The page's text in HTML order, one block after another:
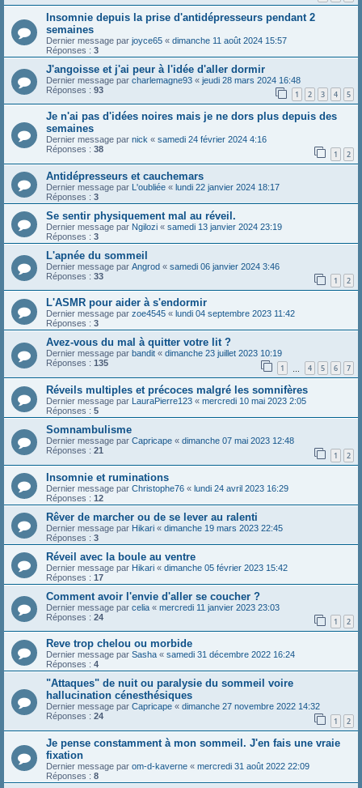
Insomnie depuis la prise d'antidépresseurs pendant 2
semaines
Dernier message par joyce65 « dimanche 11 août 2024 15:57
Réponses : 3
J'angoisse et j'ai peur à l'idée d'aller dormir
Dernier message par charlemagne93 « jeudi 28 mars 2024 16:48
Réponses : 93 1 2 3 4 5
Je n'ai pas d'idées noires mais je ne dors plus depuis des
semaines
Dernier message par nick « samedi 24 février 2024 4:16
Réponses : 38 1 2
Antidépresseurs et cauchemars
Dernier message par L'oubliée « lundi 22 janvier 2024 18:17
Réponses : 3
Se sentir physiquement mal au réveil.
Dernier message par Ngilozi « samedi 13 janvier 2024 23:19
Réponses : 3
L'apnée du sommeil
Dernier message par Angrod « samedi 06 janvier 2024 3:46
Réponses : 33 1 2
L'ASMR pour aider à s'endormir
Dernier message par zoe4545 « lundi 04 septembre 2023 11:42
Réponses : 3
Avez-vous du mal à quitter votre lit ?
Dernier message par bandit « dimanche 23 juillet 2023 10:19
Réponses : 135 1 4 5 6 7
Réveils multiples et précoces malgré les somnifères
Dernier message par LauraPierre123 « mercredi 10 mai 2023 2:05
Réponses : 5
Somnambulisme
Dernier message par Capricape « dimanche 07 mai 2023 12:48
Réponses : 21 1 2
Insomnie et ruminations
Dernier message par Christophe76 « lundi 24 avril 2023 16:29
Réponses : 12
Rêver de marcher ou de se lever au ralenti
Dernier message par Hikari « dimanche 19 mars 2023 22:45
Réponses : 3
Réveil avec la boule au ventre
Dernier message par Hikari « dimanche 05 février 2023 15:42
Réponses : 17
Comment avoir l'envie d'aller se coucher ?
Dernier message par celia « mercredi 11 janvier 2023 23:03
Réponses : 24 1 2
Reve trop chelou ou morbide
Dernier message par Sasha « samedi 31 décembre 2022 16:24
Réponses : 4
"Attaques" de nuit ou paralysie du sommeil voire
hallucination cénesthésiques
Dernier message par Capricape « dimanche 27 novembre 2022 14:32
Réponses : 24 1 2
Je pense constamment à mon sommeil. J'en fais une vraie
fixation
Dernier message par om-d-kaverne « mercredi 31 août 2022 22:09
Réponses : 8